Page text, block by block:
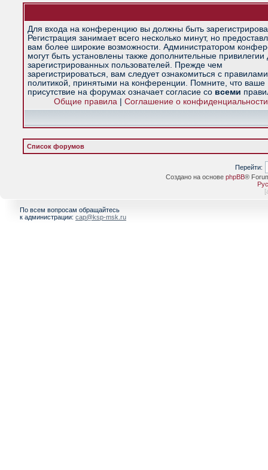
Для входа на конференцию вы должны быть
Регистрация занимает всего несколько минут, но
вам более широкие возможности. Администратором
могут быть установлены также дополнительные привилегии
зарегистрированных пользователей. Прежде чем
зарегистрироваться, вам следует ознакомиться с
политикой, принятыми на конференции. Помните, что ваше
присутствие на форумах означает согласие со всеми
Общие правила| Соглашение о конфиденциальности
Список форумов
Перейти:
Создано на основе phpBB®
[
По всем вопросам обращайтесь
к администрации: cap@ksp-msk.ru